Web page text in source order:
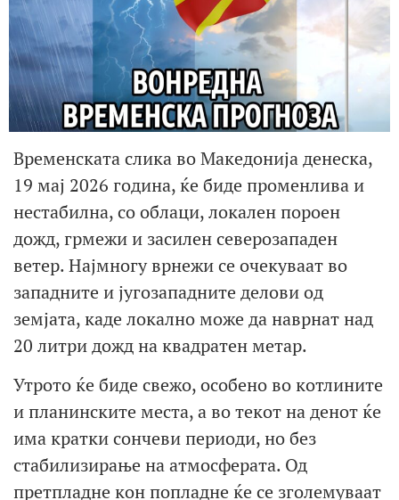
Временската слика во Македонија денеска,
19 мај 2026 година, ќе биде променлива и
нестабилна, со облаци, локален пороен
дожд, грмежи и засилен северозападен
ветер. Најмногу врнежи се очекуваат во
западните и југозападните делови од
земјата, каде локално може да наврнат над
20 литри дожд на квадратен метар.
Утрото ќе биде свежо, особено во котлините
и планинските места, а во текот на денот ќе
има кратки сончеви периоди, но без
стабилизирање на атмосферата. Од
претпладне кон попладне ќе се зголемуваат